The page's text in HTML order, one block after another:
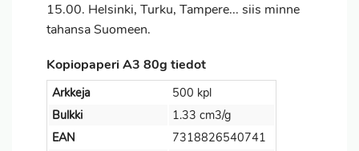
15.00. Helsinki, Turku, Tampere... siis minne
tahansa Suomeen.
Kopiopaperi A3 80g tiedot
Arkkeja
500 kpl
Bulkki
1.33 cm3/g
EAN
7318826540741